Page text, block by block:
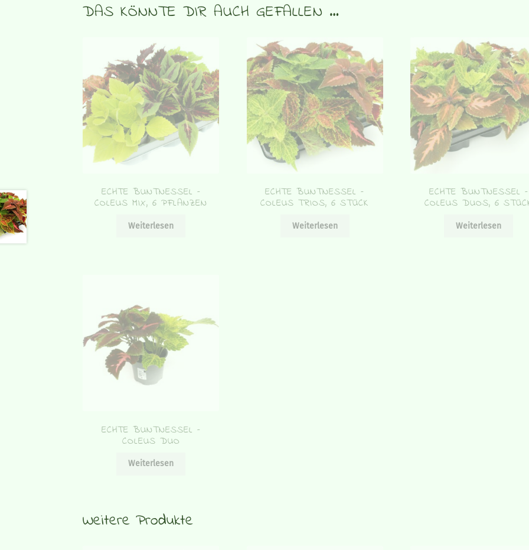
DAS KÖNNTE DIR AUCH GEFALLEN …
ECHTE BUNTNESSEL –
COLEUS MIX, 6 PFLANZEN
Weiterlesen
ECHTE BUNTNESSEL –
COLEUS TRIOS, 6 STÜCK
Weiterlesen
ECHTE BUNTNESSEL –
COLEUS DUOS, 6
Weiterlesen
ECHTE BUNTNESSEL –
COLEUS DUO
Weiterlesen
Weitere Produkte